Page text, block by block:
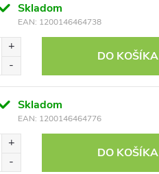
Skladom
EAN: 1200146464738
DO KOŠÍKA
Skladom
EAN: 1200146464776
DO KOŠÍKA